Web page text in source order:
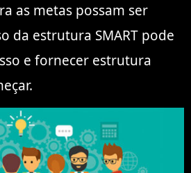
as metas possam ser
da estrutura SMART pode
e fornecer estrutura